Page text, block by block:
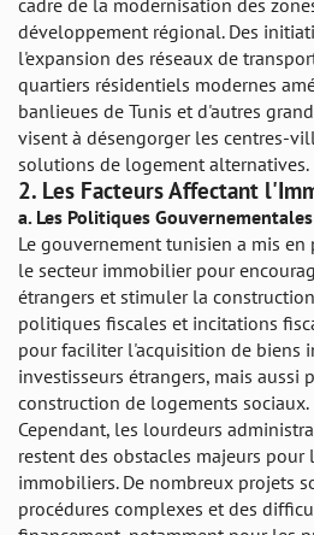
cadre de la modernisation des
développement régional. Des
l'expansion des réseaux de
quartiers résidentiels modernes
banlieues de Tunis et d'autres
visent à désengorger les centres-
solutions de logement alternatives.
2. Les Facteurs Affectant
a. Les Politiques
Le gouvernement tunisien a mis en
le secteur immobilier pour
étrangers et stimuler la
politiques fiscales et incitations
pour faciliter l'acquisition de biens
investisseurs étrangers, mais aussi
construction de logements sociaux.
Cependant, les lourdeurs
restent des obstacles majeurs pour
immobiliers. De nombreux projets
procédures complexes et des